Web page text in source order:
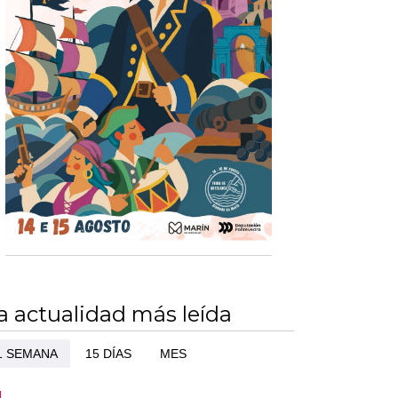
actualidad más leída
SEMANA 15 DÍAS MES